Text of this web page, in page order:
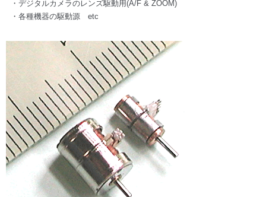
・デジタルカメラのレンズ駆動用(A/F & ZOOM)
・各種機器の駆動源 etc